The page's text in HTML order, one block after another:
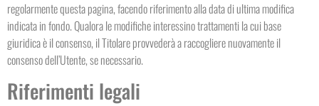
regolarmente questa pagina, facendo riferimento alla data di ultima modifica
indicata in fondo. Qualora le modifiche interessino trattamenti la cui base
giuridica è il consenso, il Titolare provvederà a raccogliere nuovamente il
consenso dell’Utente, se necessario.
Riferimenti legali